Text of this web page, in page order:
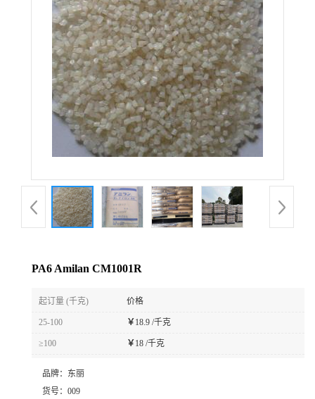
品
展
PA6 Amilan CM1001R
起订量 (千克) 价格
25-100 ￥18.9 /千克
≥100 ￥18 /千克
品牌： 东丽
货号： 009